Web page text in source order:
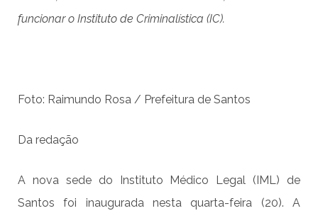
funcionar o Instituto de Criminalística (IC).
Foto: Raimundo Rosa / Prefeitura de Santos
Da redação
A nova sede do Instituto Médico Legal (IML) de
Santos foi inaugurada nesta quarta-feira (20). A